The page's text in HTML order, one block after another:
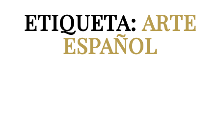
ETIQUETA:ARTE
ESPAÑOL